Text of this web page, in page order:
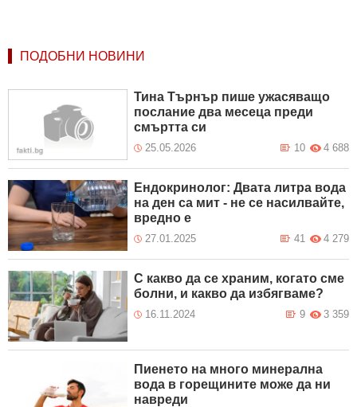
ПОДОБНИ НОВИНИ
Тина Търнър пише ужасяващо
послание два месеца преди
смъртта си
25.05.2026 4 688
10
Ендокринолог: Двата литра вода
на ден са мит - не се насилвайте,
вредно е
27.01.2025 4 279
41
С какво да се храним, когато сме
болни, и какво да избягваме?
16.11.2024 3 359
9
Пиенето на много минерална
вода в горещините може да ни
навреди